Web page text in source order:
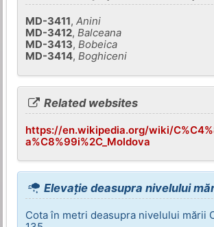
MD-3411,Anini
MD-3412,Balceana
MD-3413,Bobeica
MD-3414,Boghiceni
Related websites
https://en.wikipedia.org/wiki/
a%C8%99i%2C_Moldova
Elevație deasupra nivelului
Cota în metri deasupra nivelului mării